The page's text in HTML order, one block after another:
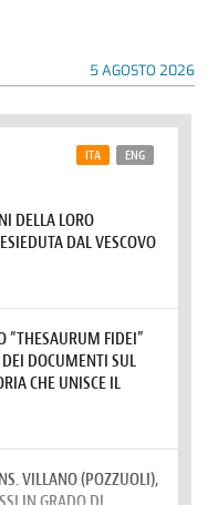
5 AGOSTO 2026